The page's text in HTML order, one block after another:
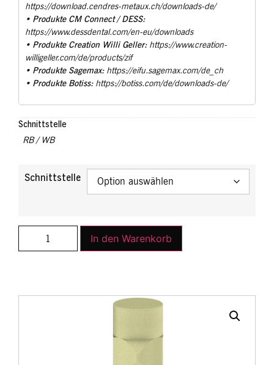
https://download.cendres-metaux.ch/downloads-de/
• Produkte CM Connect / DESS:
https://www.dessdental.com/en-eu/downloads
• Produkte Creation Willi Geller: https://www.creation-
willigeller.com/de/products/zif
• Produkte Sagemax: https://eifu.sagemax.com/de_ch
• Produkte Botiss: https://botiss.com/de/downloads-de/
Schnittstelle
RB / WB
Schnittstelle
In den Warenkorb